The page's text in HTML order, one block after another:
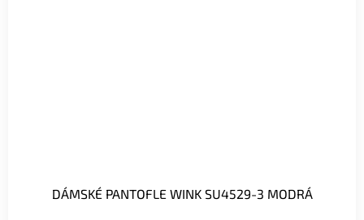
DÁMSKÉ PANTOFLE WINK SU4529-3 MODRÁ